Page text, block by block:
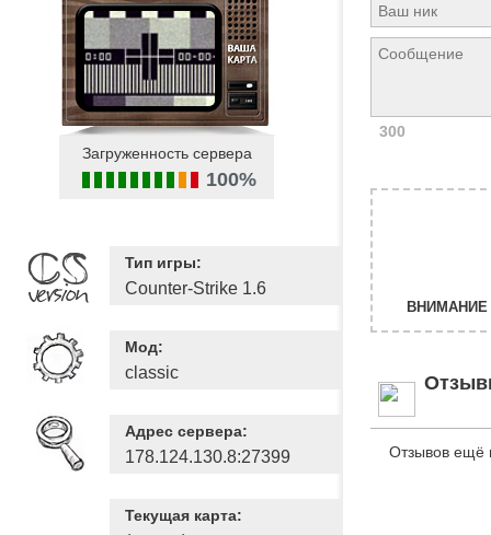
Загруженность сервера
100%
Тип игры:
Counter-Strike 1.6
Мод:
classic
Адрес сервера:
178.124.130.8:27399
Текущая карта:
300
ВНИМАНИЕ
Отзывов ещё